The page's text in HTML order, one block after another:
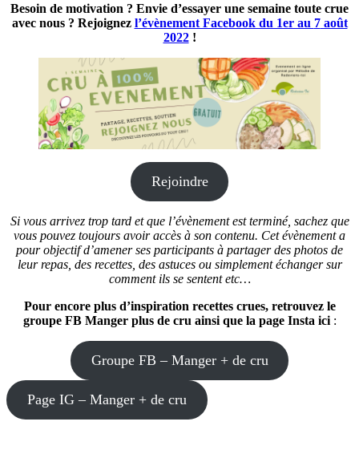
Besoin de motivation ? Envie d’essayer une semaine toute crue
avec nous ? Rejoignez l’évènement Facebook du 1er au 7août
2022!
Rejoindre
Si vous arrivez trop tard et que l’évènement est terminé, sachez que
vous pouvez toujours avoir accès à son contenu. Cet évènement a
pour objectif d’amener ses participants à partager des photos de
leur repas, des recettes, des astuces ou simplement échanger sur
comment ils se sentent etc…
Pour encore plus d’inspiration recettes crues, retrouvez le
groupe FB Manger plus de cru ainsi que la page Insta ici :
Groupe FB – Manger + de cru
Page IG – Manger + de cru